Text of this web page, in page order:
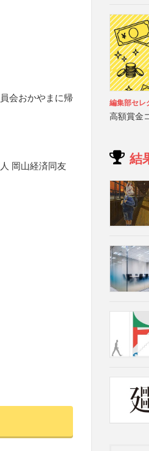
会おかやまに帰
岡山経済同友
編集部セレ
高額賞金
結